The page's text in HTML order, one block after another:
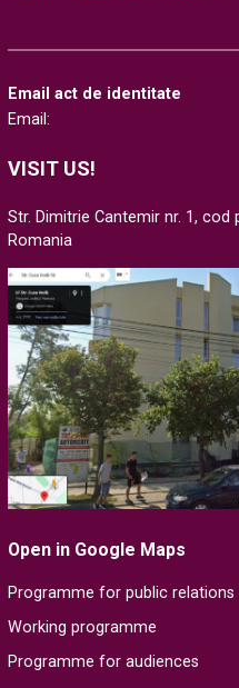
Email act de identitate
Email:
VISIT US!
Str. Dimitrie Cantemir nr. 1, cod
Romania
Open in Google Maps
Programme for public relations
Working programme
Programme for audiences